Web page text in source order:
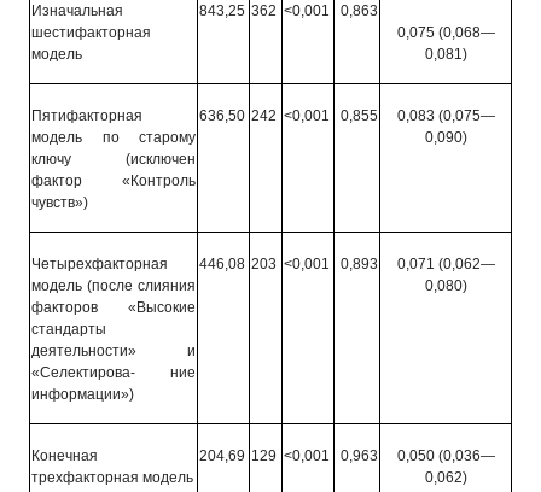
Изначальная
шестифактор­ная
модель
843,25 362 <0,001
0,863
0,075 (0,068—
0,081)
Пятифакторная
модель по старому
ключу (исключен
фактор «Контроль
чувств»)
636,50 242 <0,001 0,855
0,083 (0,075—
0,090)
Четырехфакторная
модель (после слияния
факторов «Высокие
стандарты
деятельности» и
«Селектирова- ние
информации»)
446,08 203 <0,001 0,893
0,071 (0,062—
0,080)
Конечная
трехфакторная модель
204,69 129 <0,001 0,963
0,050 (0,036—
0,062)